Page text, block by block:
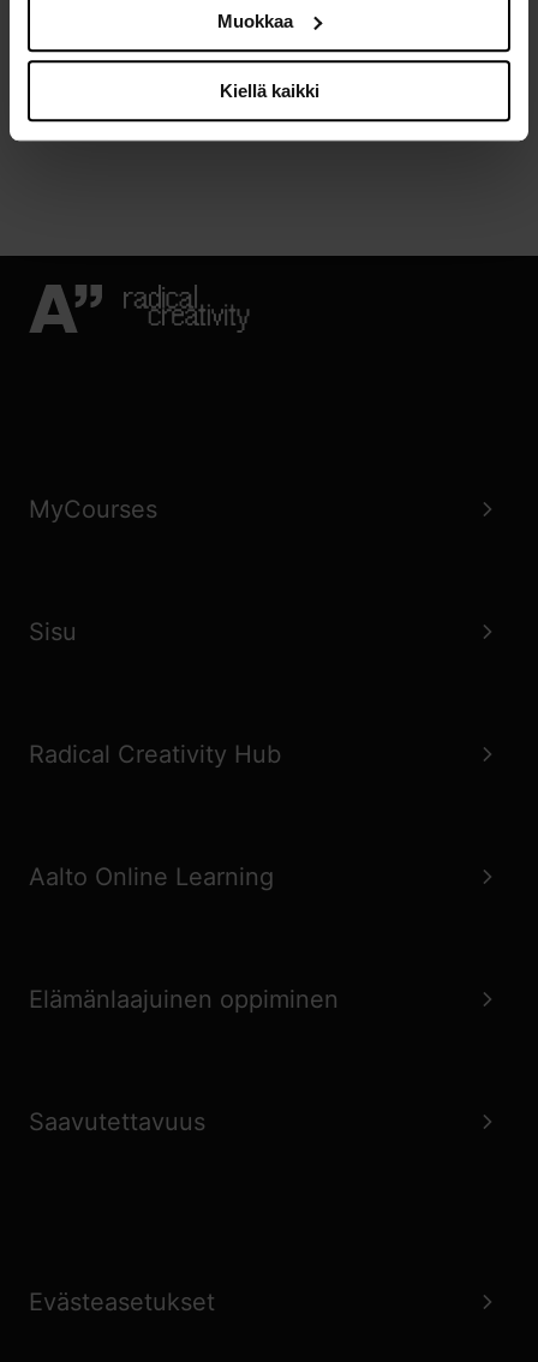
Muokkaa
Kiellä kaikki
MyCourses
Sisu
Radical Creativity Hub
Aalto Online Learning
Elämänlaajuinen oppiminen
Saavutettavuus
Evästeasetukset